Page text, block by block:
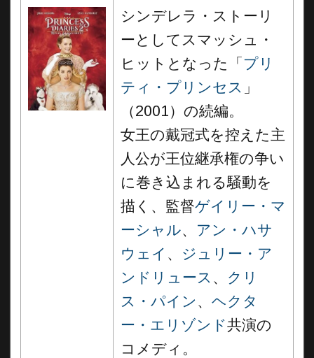
シンデレラ・ストーリ
ーとしてスマッシュ・
ヒットとなった「 プリ
ティ・プリンセス 」
（2001）の続編。
女王の戴冠式を控えた主
人公が王位継承権の争い
に巻き込まれる騒動を
描く、監督ゲイリー・マ
ーシャル、 アン・ハサ
ウェイ 、 ジュリー・ア
ンドリュース 、 クリ
ス・パイン 、 ヘクタ
ー・エリゾンド共演の
コメディ。